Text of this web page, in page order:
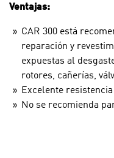
Ventajas:
CAR 300 está
reparación y
expuestas al
rotores, cañerías,
Excelente
No se recomienda